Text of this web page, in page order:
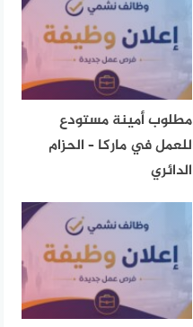
مطلوب أمينة مستودع
للعمل في ماركا – الحزام
الدائري